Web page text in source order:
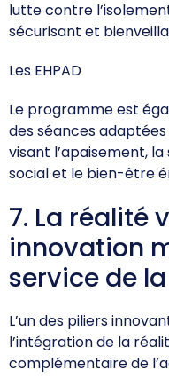
lutte contre
sécurisant et
Les EHPAD
Le programme est
des séances
visant l’apaisement,
social et le bien-être
7. La réalité
innovation
service de
L’un des piliers
l’intégration de la
complémentaire de